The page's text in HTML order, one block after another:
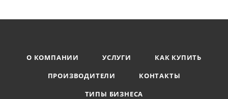
О КОМПАНИИ УСЛУГИ
КАК КУПИТЬ
ПРОИЗВОДИТЕЛИ
КОНТАКТЫ
ТИПЫ БИЗНЕСА